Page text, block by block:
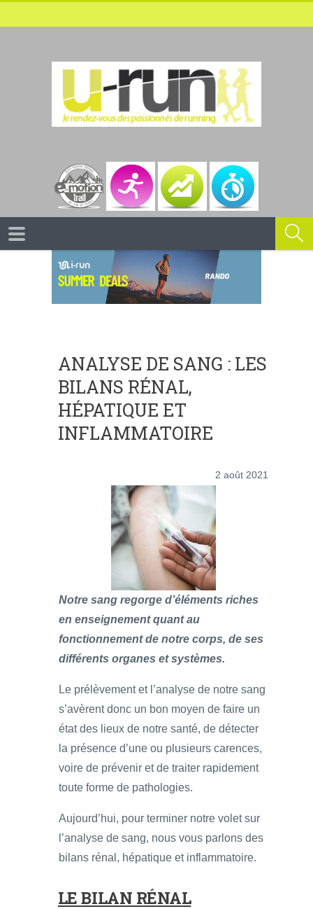
ANALYSE DE SANG : LES
BILANS RÉNAL,
HÉPATIQUE ET
INFLAMMATOIRE
2 août 2021
Notre sang regorge d’éléments riches
en enseignement quant au
fonctionnement de notre corps, de ses
différents organes et systèmes.
Le prélèvement et l’analyse de notre sang
s’avèrent donc un bon moyen de faire un
état des lieux de notre santé, de détecter
la présence d’une ou plusieurs carences,
voire de prévenir et de traiter rapidement
toute forme de pathologies.
Aujourd’hui, pour terminer notre volet sur
l’analyse de sang, nous vous parlons des
bilans rénal, hépatique et inflammatoire.
LE BILAN RÉNAL